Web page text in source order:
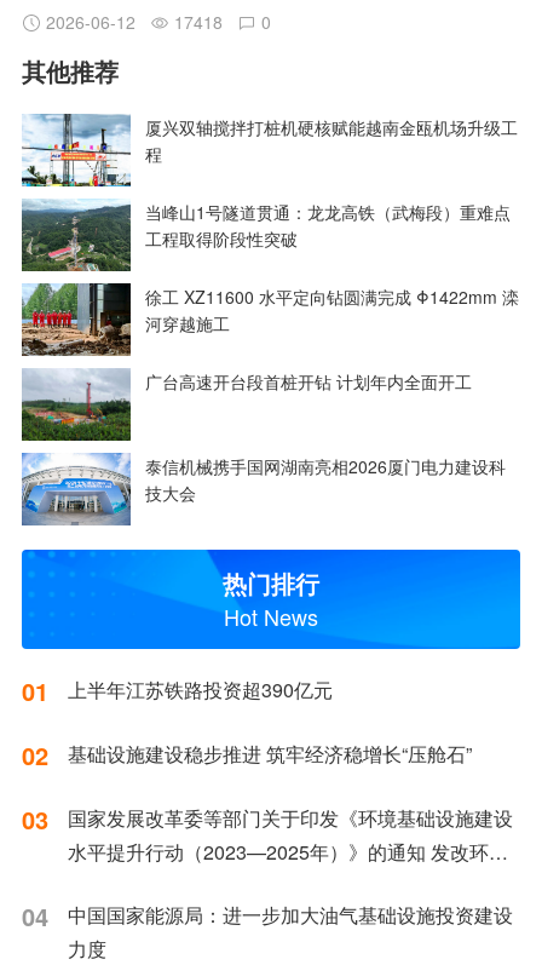
2026-06-12 17418 0
其他推荐
厦兴双轴搅拌打桩机硬核赋能越南金瓯机场升级工
程
当峰山1号隧道贯通：龙龙高铁（武梅段）重难点
工程取得阶段性突破
徐工 XZ11600 水平定向钻圆满完成 Φ1422mm 滦
河穿越施工
广台高速开台段首桩开钻 计划年内全面开工
泰信机械携手国网湖南亮相2026厦门电力建设科
技大会
热门排行
Hot News
01 上半年江苏铁路投资超390亿元
02 基础设施建设稳步推进 筑牢经济稳增长“压舱石”
03
国家发展改革委等部门关于印发《环境基础设施建设
水平提升行动（2023—2025年）》的通知 发改环资
04
中国国家能源局：进一步加大油气基础设施投资建设
力度